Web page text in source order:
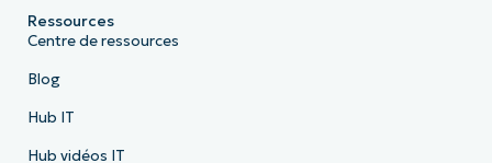
Ressources
Centre de ressources
Blog
Hub IT
Hub vidéos IT